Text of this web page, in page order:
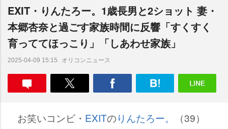
e
EXIT・りんたろー。1歳長男と2ショット 妻・
本郷杏奈と過ごす家族時間に反響「すくすく
育っててほっこり」「しあわせ家族」
2025-04-09 15:15 オリコンニュース
お笑いコンビ・ EXITのりんたろー。
（39）